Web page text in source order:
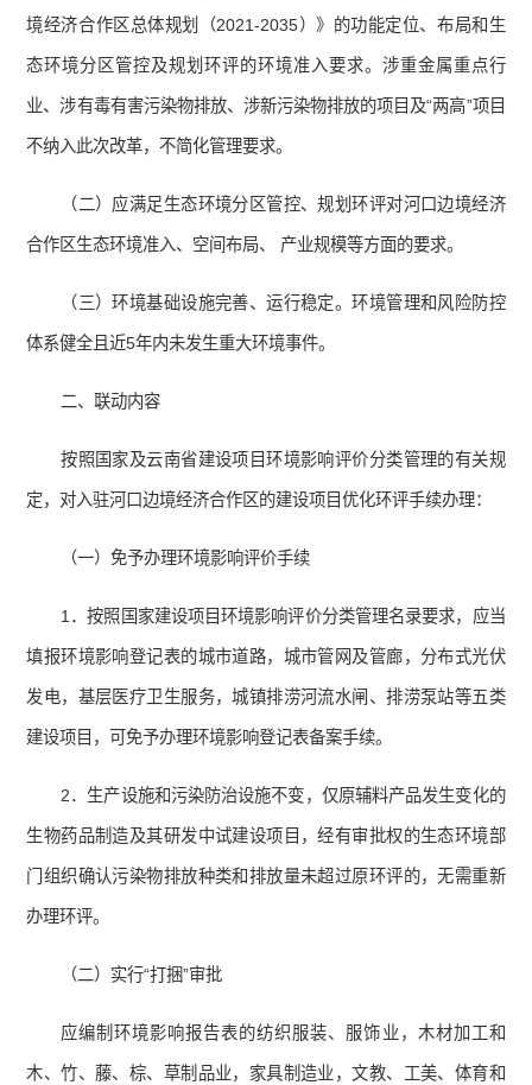
境经济合作区总体规划（2021-2035）》的功能定位、布局和生
态环境分区管控及规划环评的环境准入要求。涉重金属重点行
业、涉有毒有害污染物排放、涉新污染物排放的项目及“两高”项目
不纳入此次改革，不简化管理要求。
（二）应满足生态环境分区管控、规划环评对河口边境经济
合作区生态环境准入、空间布局、 产业规模等方面的要求。
（三）环境基础设施完善、运行稳定。环境管理和风险防控
体系健全且近5年内未发生重大环境事件。
二、联动内容
按照国家及云南省建设项目环境影响评价分类管理的有关规
定，对入驻河口边境经济合作区的建设项目优化环评手续办理：
（一）免予办理环境影响评价手续
1．按照国家建设项目环境影响评价分类管理名录要求，应当
填报环境影响登记表的城市道路，城市管网及管廊，分布式光伏
发电，基层医疗卫生服务，城镇排涝河流水闸、排涝泵站等五类
建设项目，可免予办理环境影响登记表备案手续。
2．生产设施和污染防治设施不变，仅原辅料产品发生变化的
生物药品制造及其研发中试建设项目，经有审批权的生态环境部
门组织确认污染物排放种类和排放量未超过原环评的，无需重新
办理环评。
（二）实行“打捆”审批
应编制环境影响报告表的纺织服装、服饰业，木材加工和
木、竹、藤、棕、草制品业，家具制造业，文教、工美、体育和